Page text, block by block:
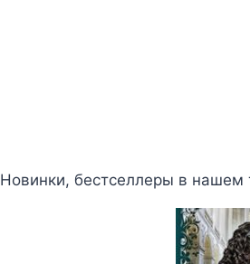
Новинки, бестселлеры в нашем